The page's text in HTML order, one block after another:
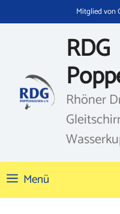
Inhalt
Mitglied von
RDG
Rhöner
Menü